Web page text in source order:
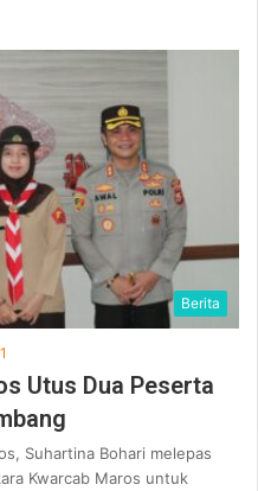
Berita
Utus Dua Peserta
Suhartina Bohari melepas
Kwarcab Maros untuk